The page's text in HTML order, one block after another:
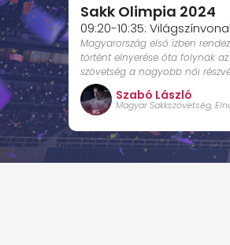
Sakk Olimpia 2024
09:20-10:35:
Magyarország első ízben
történt elnyerése óta folynak
szövetség a nagyobb női
Szabó László
Magyar Sakkszövetség,